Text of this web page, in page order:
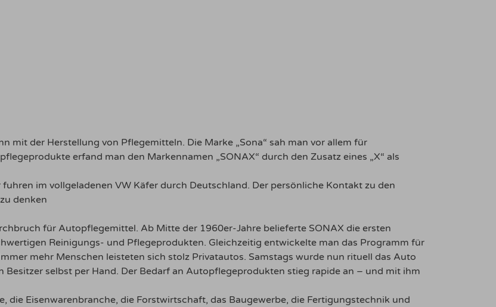
mit der Herstellung von Pflegemitteln. Die Marke „Sona“ sah man vor allem für
erfand man den Markennamen „SONAX“ durch den Zusatz eines „X“ als
im vollgeladenen VW Käfer durch Deutschland. Der persönliche Kontakt zu den
denken
für Autopflegemittel. Ab Mitte der 1960er-Jahre belieferte SONAX die ersten
Reinigungs- und Pflegeprodukten. Gleichzeitig entwickelte man das Programm für
mehr Menschen leisteten sich stolz Privatautos. Samstags wurde nun rituell das Auto
Besitzer selbst per Hand. Der Bedarf an Autopflegeprodukten stieg rapide an – und mit ihm
die Eisenwarenbranche, die Forstwirtschaft, das Baugewerbe, die Fertigungstechnik und